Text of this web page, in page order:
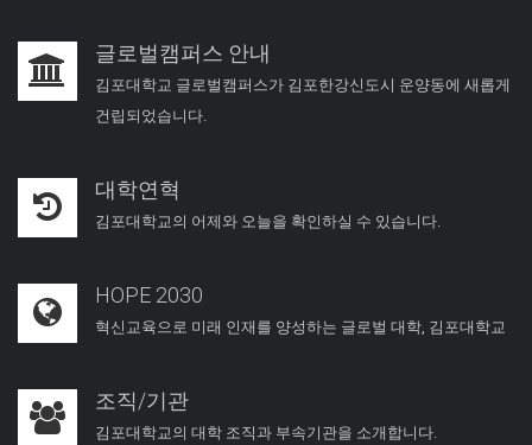
글로벌캠퍼스 안내
김포대학교 글로벌캠퍼스가 김포한강신도시 운양동에 새롭게
건립되었습니다.
대학연혁
김포대학교의 어제와 오늘을 확인하실 수 있습니다.
HOPE 2030
혁신교육으로 미래 인재를 양성하는 글로벌 대학, 김포대학교
조직/기관
김포대학교의 대학 조직과 부속기관을 소개합니다.